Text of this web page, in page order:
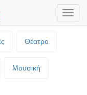
Θέατρο
Μουσική